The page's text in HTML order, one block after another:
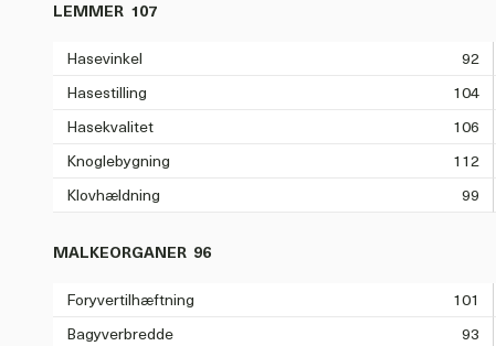
LEMMER 107
Hasevinkel 92
Hasestilling
104
Hasekvalitet
106
Knoglebygning
112
Klovhældning
99
MALKEORGANER 96
Foryvertilhæftning 101
Bagyverbredde
93